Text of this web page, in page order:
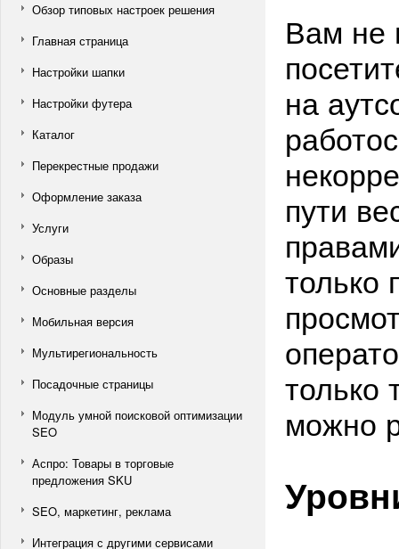
Обзор типовых настроек решения
Главная страница
Настройки шапки
Настройки футера
Каталог
Перекрестные продажи
Оформление заказа
Услуги
Образы
Основные разделы
Мобильная версия
Мультирегиональность
Посадочные страницы
Модуль умной поисковой оптимизации
SEO
Аспро: Товары в торговые
предложения SKU
SEO, маркетинг, реклама
Интеграция с другими сервисами
Вам не
на
пути
только
только
можно